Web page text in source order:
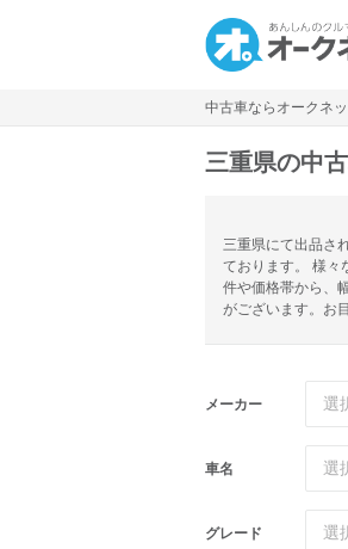
中古車ならオークネ
三重県の中
三重県にて出品さ
ております。 様々
件や価格帯から、
がございます。お
メーカー 選
車名 選
グレード 選